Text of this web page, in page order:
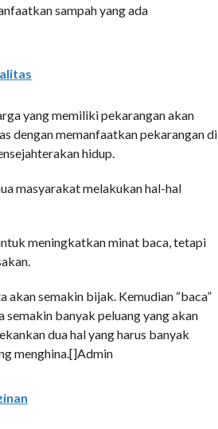
sampah yang ada
yang memiliki pekarangan akan
dengan memanfaatkan pekarangan di
hidup.
masyarakat melakukan hal-hal
meningkatkan minat baca, tetapi
semakin bijak. Kemudian “baca”
banyak peluang yang akan
dua hal yang harus banyak
menghina.[]Admin